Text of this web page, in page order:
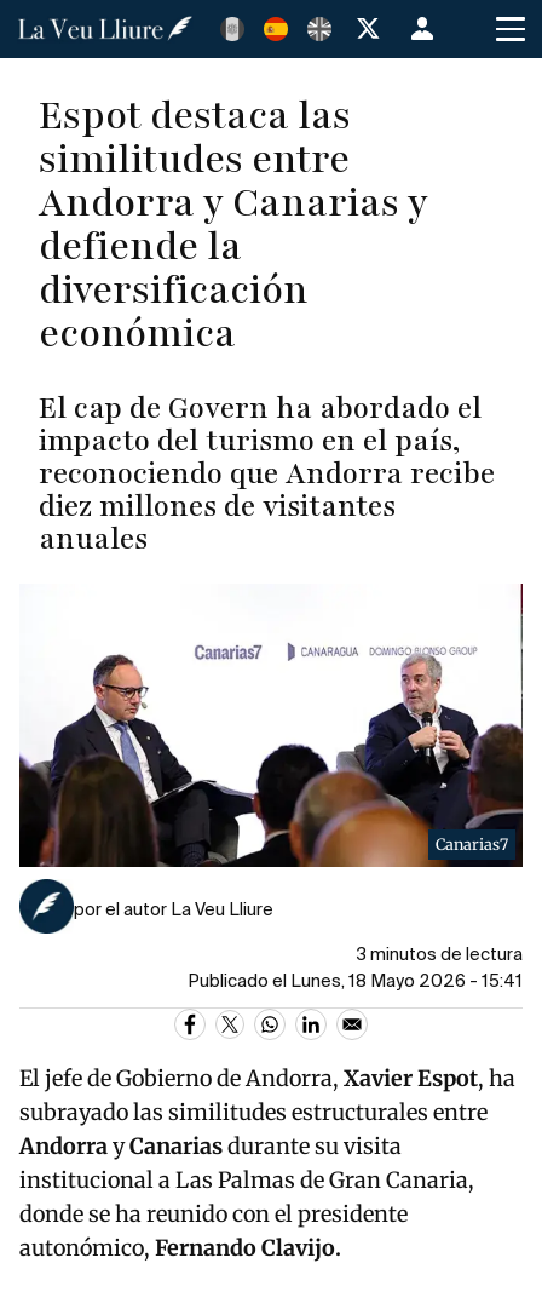
Pasar
principal
Menú
de
Espot destaca las
similitudes entre
Andorra y Canarias y
defiende la
diversificación
económica
El cap de Govern ha abordado el
impacto del turismo en el país,
reconociendo que Andorra recibe
diez millones de visitantes
anuales
Canarias7
por el autor La Veu Lliure
3 minutos de lectura
Publicado el Lunes, 18 Mayo 2026 - 15:41
El jefe de Gobierno deAndorra, XavierEspot, ha
subrayado las similitudes estructurales entre
AndorrayCanariasdurante su visita
institucional aLas Palmas de Gran Canaria,
donde se ha reunido con el presidente
autonómico, Fernando Clavijo.